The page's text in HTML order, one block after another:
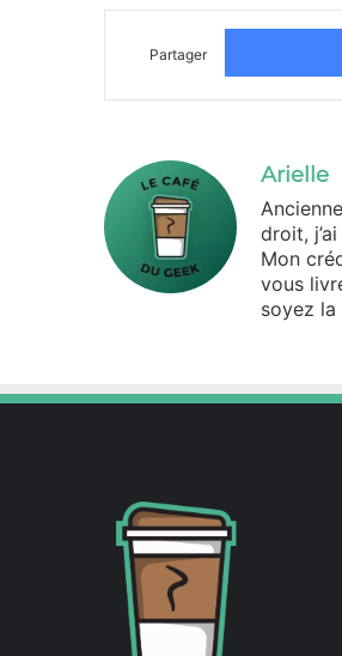
Partager
Arielle
droit,
Mon
vous
soyez la